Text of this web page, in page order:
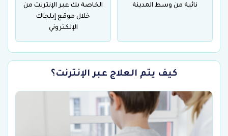
نائية من وسط المدينة
الخاصة بك عبر الإنترنت من
خلال موقع إيلجاك
الإلكتروني
كيف يتم العلاج عبر الإنترنت؟